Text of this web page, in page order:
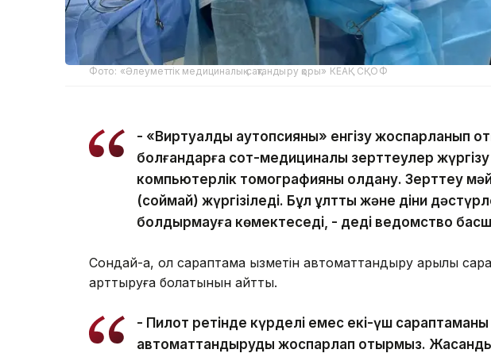
Фото: «Әлеуметтік медициналық сақтандыру қоры» КЕАҚ СҚОФ
- «Виртуалды аутопсияны» енгізу жоспарланып
болғандарға сот-медициналық зерттеулер жүргізу
компьютерлік томографияны қолдану. Зерттеу
(соймай) жүргізіледі. Бұл ұлттық және діни
болдырмауға көмектеседі, - деді ведомство
Сондай-ақ, ол сараптама қызметін автоматтандыру арқылы
арттыруға болатынын айтты.
- Пилот ретінде күрделі емес екі-үш сараптаманы
автоматтандыруды жоспарлап отырмыз. Жасанды